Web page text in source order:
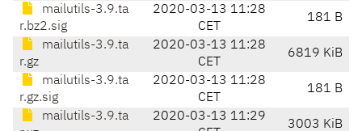
mailutils-3.9.ta
r.bz2.sig
2020-03-13 11:28
CET
181 B
mailutils-3.9.ta
r.gz
2020-03-13 11:28
CET
6819 KiB
mailutils-3.9.ta
r.gz.sig
2020-03-13 11:28
CET
181 B
mailutils-3.9.ta
2020-03-13 11:29
3003 KiB